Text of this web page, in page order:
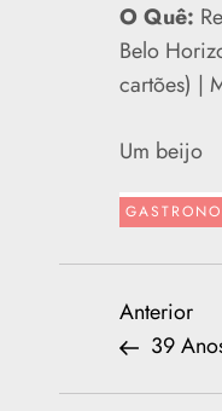
O Quê:
Belo
cartões) |
Um beijo
N
a
Previous
Post
Anterior
39